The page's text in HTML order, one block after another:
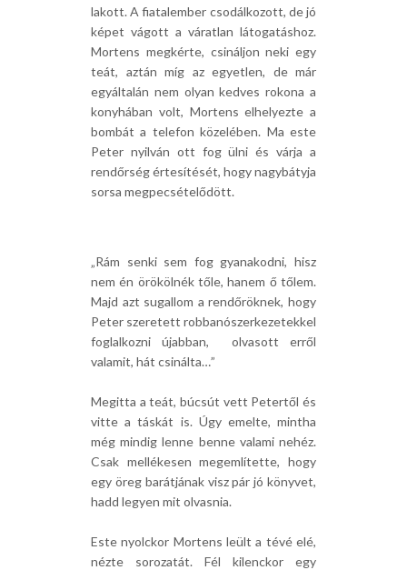
lakott. A fiatalember csodálkozott, de jó
képet vágott a váratlan látogatáshoz.
Mortens megkérte, csináljon neki egy
teát, aztán míg az egyetlen, de már
egyáltalán nem olyan kedves rokona a
konyhában volt, Mortens elhelyezte a
bombát a telefon közelében. Ma este
Peter nyilván ott fog ülni és várja a
rendőrség értesítését, hogy nagybátyja
sorsa megpecsételődött.
„Rám senki sem fog gyanakodni, hisz
nem én örökölnék tőle, hanem ő tőlem.
Majd azt sugallom a rendőröknek, hogy
Peter szeretett robbanószerkezetekkel
foglalkozni újabban, olvasott erről
valamit, hát csinálta…”
Megitta a teát, búcsút vett Petertől és
vitte a táskát is. Úgy emelte, mintha
még mindig lenne benne valami nehéz.
Csak mellékesen megemlítette, hogy
egy öreg barátjának visz pár jó könyvet,
hadd legyen mit olvasnia.
Este nyolckor Mortens leült a tévé elé,
nézte sorozatát. Fél kilenckor egy